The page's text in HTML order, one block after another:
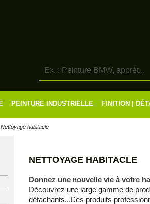
PEINTURE INDUSTRIELLE FINITION |
Nettoyage habitacle
NETTOYAGE HABITACLE
Donnez une nouvelle vie à votre
Découvrez une large gamme de
détachants...Des produits